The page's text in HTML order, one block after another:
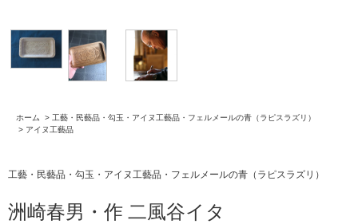
ホーム > 工藝・民藝品・勾玉・アイヌ工藝品・フェルメールの青（ラピスラズリ）
> アイヌ工藝品
工藝・民藝品・勾玉・アイヌ工藝品・フェルメールの青（ラピスラズリ）
洲崎春男・作 二風谷イタ